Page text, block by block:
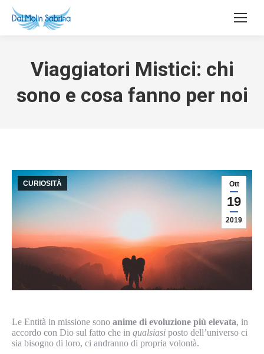
Viaggiatori Mistici: chi
sono e cosa fanno per noi
Ott
19
2019
CURIOSITÀ
Le Entità in missione sono anime di evoluzione più elevata, in
accordo con Dio sul fatto che in qualsiasi posto dell’universo ci
sia bisogno di loro, ci andranno di propria volontà.